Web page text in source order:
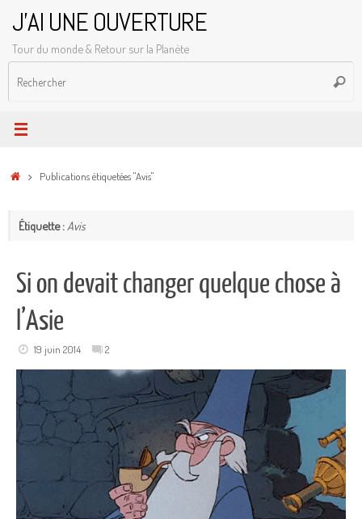
contenu
J'AI UNE OUVERTURE
Tour du monde & Retour sur la Planète
AccueilPublications étiquetées "Avis"
Étiquette : Avis
Si on devait changer quelque chose à
l’Asie
19 juin 2014 2